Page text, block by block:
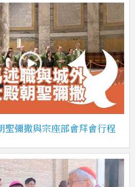
聖彌撒與宗座部會拜會行程